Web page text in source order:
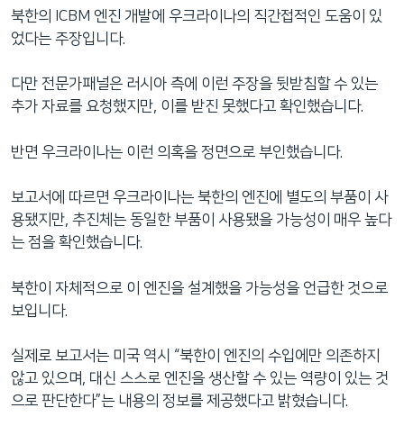
북한의 ICBM 엔진 개발에 우크라이나의 직간접적인 도움이 있
었다는 주장입니다.
다만 전문가패널은 러시아 측에 이런 주장을 뒷받침할 수 있는
추가 자료를 요청했지만, 이를 받진 못했다고 확인했습니다.
반면 우크라이나는 이런 의혹을 정면으로 부인했습니다.
보고서에 따르면 우크라이나는 북한의 엔진에 별도의 부품이 사
용됐지만, 추진체는 동일한 부품이 사용됐을 가능성이 매우 높다
는 점을 확인했습니다.
북한이 자체적으로 이 엔진을 설계했을 가능성을 언급한 것으로
보입니다.
실제로 보고서는 미국 역시 “북한이 엔진의 수입에만 의존하지
않고 있으며, 대신 스스로 엔진을 생산할 수 있는 역량이 있는 것
으로 판단한다”는 내용의 정보를 제공했다고 밝혔습니다.